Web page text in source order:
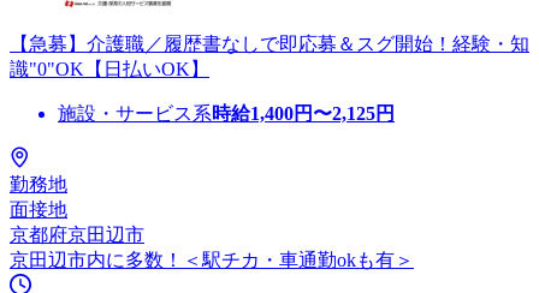
【急募】介護職／履歴書なしで即応募＆スグ開始！経験・知
識"0"OK【日払いOK】
施設・サービス系時給1,400円〜2,125円
勤務地
面接地
京都府京田辺市
京田辺市内に多数！＜駅チカ・車通勤okも有＞